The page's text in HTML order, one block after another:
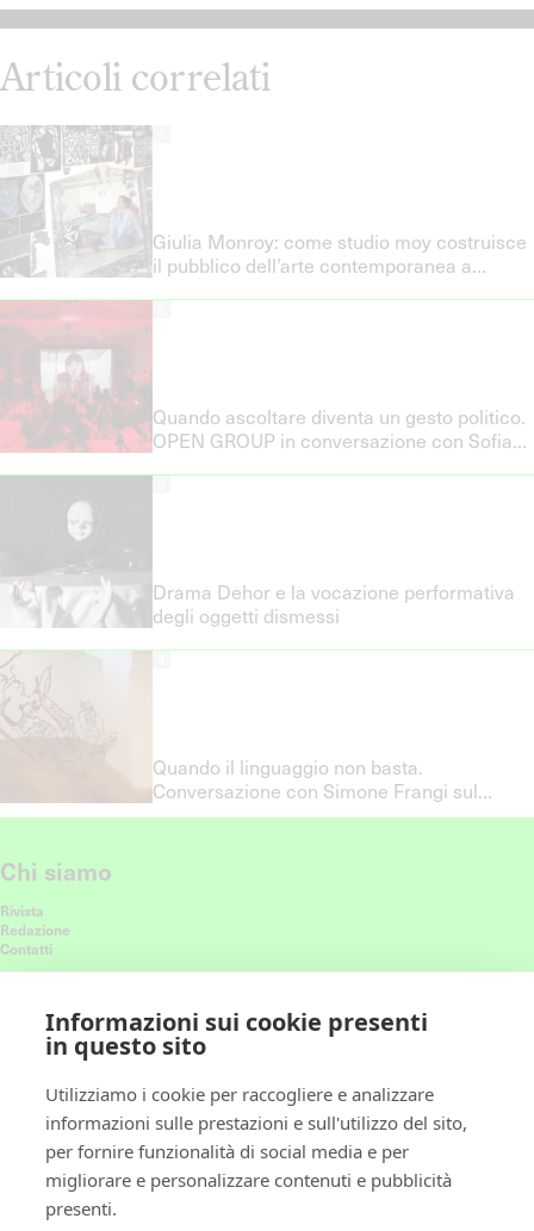
Articoli correlati
Giulia Monroy: come studio moy costruisce
il pubblico dell’arte contemporanea a
Quando ascoltare diventa un gesto politico.
OPEN GROUP in conversazione con Sofia
Drama Dehor e la vocazione performativa
degli oggetti dismessi
Quando il linguaggio non basta.
Conversazione con Simone Frangi sul
nuovo ciclo di mostre di Centrale Fies
Chi siamo
Rivista
Redazione
Contatti
Connettiti con noi
Ricevi le nostre ultime storie nel feed
Policy
Privacy policy
Cookie policy
Informazioni sui cookie presenti
in questo sito
Utilizziamo i cookie per raccogliere e analizzare
informazioni sulle prestazioni e sull'utilizzo del sito,
per fornire funzionalità di social media e per
migliorare e personalizzare contenuti e pubblicità
presenti.